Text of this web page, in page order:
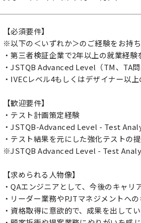
【必須要件】
※以下の＜いずれか＞のご経験をお持
・第三者検証企業で2年以上の就業経験
・JSTQB Advanced Level（TM、TA
・IVECレベル4もしくはデザイナー以
【歓迎要件】
・テスト計画策定経験
・JSTQB-Advanced Level - Test
・テスト結果を元にした強化テストの
※JSTQB Advanced Level - Test
【求められる人物像】
・QAエンジニアとして、今後のキャリ
・リーダー業務やPJTマネジメントへ
・資格取得に意欲的で、成果を出して